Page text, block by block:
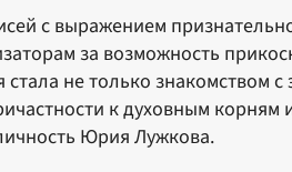
с выражением
за возможность
не только знакомством с
к духовным корням
Юрия Лужкова.